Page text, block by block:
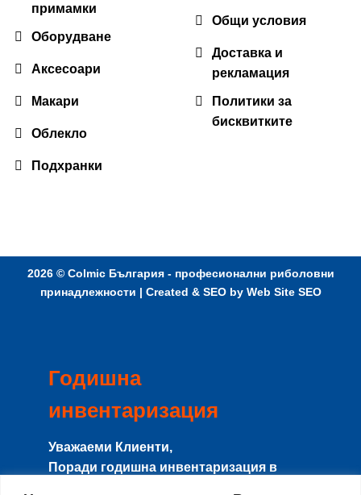
примамки
Оборудване
Аксесоари
Макари
Облекло
Подхранки
Общи условия
Доставка и
рекламация
Политики за
бисквитките
2026 © Colmic България - професионални риболовни
принадлежности | Created & SEO by Web Site SEO
Годишна
инвентаризация
Уважаеми Клиенти,
Поради годишна инвентаризация в